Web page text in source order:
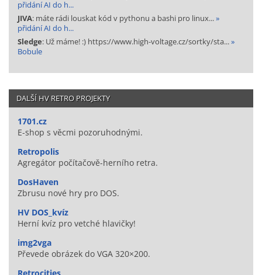
přidání AI do h...
JIVA: máte rádi louskat kód v pythonu a bashi pro linux...»
přidání AI do h...
Sledge: Už máme! :) https://www.high-voltage.cz/sortky/sta...»
Bobule
DALŠÍ HV RETRO PROJEKTY
1701.cz
E-shop s věcmi pozoruhodnými.
Retropolis
Agregátor počítačově-herního retra.
DosHaven
Zbrusu nové hry pro DOS.
HV DOS_kvíz
Herní kvíz pro vetché hlavičky!
img2vga
Převede obrázek do VGA 320×200.